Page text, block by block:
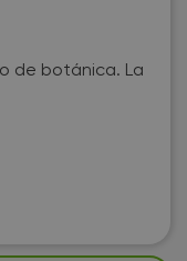
de botánica. La